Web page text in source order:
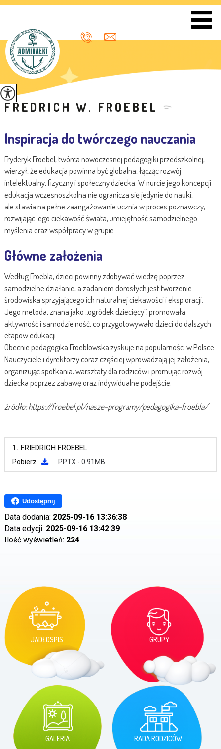
FREDRICH W. FROEBEL
Inspiracja do twórczego nauczania
Fryderyk Froebel, twórca nowoczesnej pedagogiki przedszkolnej,
wierzył, że edukacja powinna być globalna, łącząc rozwój
intelektualny, fizyczny i społeczny dziecka. W nurcie jego koncepcji
edukacja wczesnoszkolna nie ogranicza się jedynie do nauki,
ale stawia na pełne zaangażowanie ucznia w proces poznawczy,
rozwijając jego ciekawość świata, umiejętność samodzielnego
myślenia oraz współpracy w grupie.
Główne założenia
Według Froebla, dzieci powinny zdobywać wiedzę poprzez
samodzielne działanie, a zadaniem dorosłych jest tworzenie
środowiska sprzyjającego ich naturalnej ciekawości i eksploracji.
Jego metoda, znana jako „ogródek dziecięcy”, promowała
aktywność i samodzielność, co przygotowywało dzieci do dalszych
etapów edukacji.
Obecnie pedagogika Froeblowska zyskuje na popularności w Polsce.
Nauczyciele i dyrektorzy coraz częściej wprowadzają jej założenia,
organizując spotkania, warsztaty dla rodziców i promując rozwój
dziecka poprzez zabawę oraz indywidualne podejście.
źródło: https://froebel.pl/nasze-programy/pedagogika-froebla/
1. FRIEDRICH FROEBEL
Pobierz PPTX - 0.91MB
Udostępnij
Data dodania: 2025-09-16 13:36:38
Data edycji: 2025-09-16 13:42:39
Ilość wyświetleń: 224
JADŁOSPIS GRUPY
GALERIA RADA RODZICÓW